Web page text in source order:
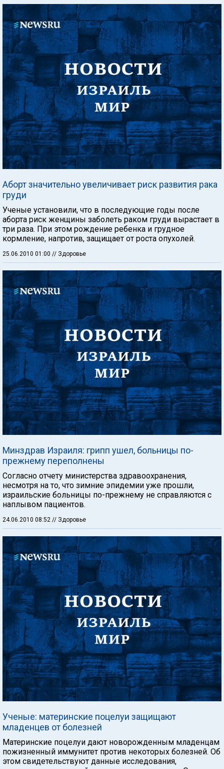
Аборт значительно увеличивает риск развития рака
груди
Ученые установили, что в последующие годы после
аборта риск женщины заболеть раком груди вырастает в
три раза. При этом рождение ребенка и грудное
кормление, напротив, защищает от роста опухолей.
25.06.2010 01:00 // Здоровье
Минздрав Израиля: грипп ушел, больницы по-
прежнему переполнены
Согласно отчету министерства здравоохранения,
несмотря на то, что зимние эпидемии уже прошли,
израильские больницы по-прежнему не справляются с
наплывом пациентов.
24.06.2010 08:52 // Здоровье
Ученые: материнские поцелуи защищают
младенцев от болезней
Материнские поцелуи дают новорожденным младенцам
пожизненный иммунитет против некоторых болезней. Об
этом свидетельствуют данные исследования,